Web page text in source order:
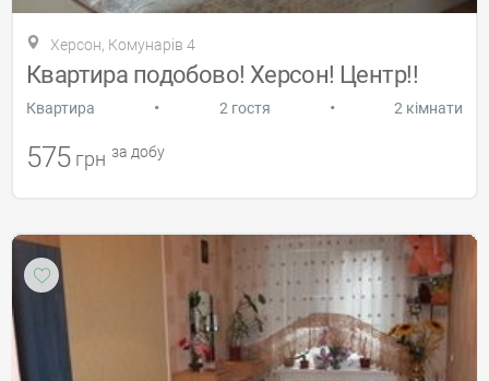
Херсон, Комунарів 4
Квартира подобово! Херсон! Центр!!
Квартира • 2 гостя • 2 кімнати
575 грн за добу